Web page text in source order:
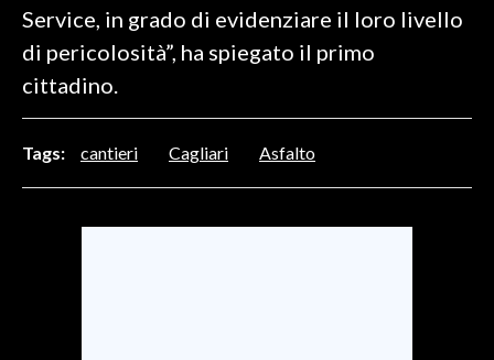
#CARAUNIONE
INSULARITÀ
Service, in grado di evidenziare il loro livello
di pericolosità”, ha spiegato il primo
cittadino.
Tags: cantieri Cagliari Asfalto